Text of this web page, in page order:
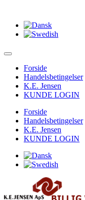
Forside
Handelsbetingelser
K.E. Jensen
KUNDE LOGIN
Forside
Handelsbetingelser
K.E. Jensen
KUNDE LOGIN